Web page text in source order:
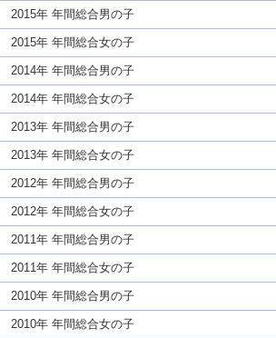
2015年 年間総合男の子
2015年 年間総合女の子
2014年 年間総合男の子
2014年 年間総合女の子
2013年 年間総合男の子
2013年 年間総合女の子
2012年 年間総合男の子
2012年 年間総合女の子
2011年 年間総合男の子
2011年 年間総合女の子
2010年 年間総合男の子
2010年 年間総合女の子